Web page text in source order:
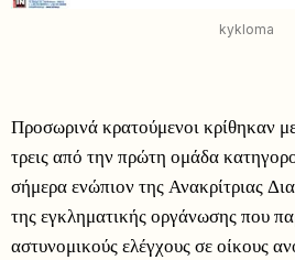
kykloma
Προσωρινά κρατούμενοι κρίθηκαν
τρεις από την πρώτη ομάδα
σήμερα ενώπιον της Ανακρίτριας
της εγκληματικής οργάνωσης που
αστυνομικούς ελέγχους σε οίκους